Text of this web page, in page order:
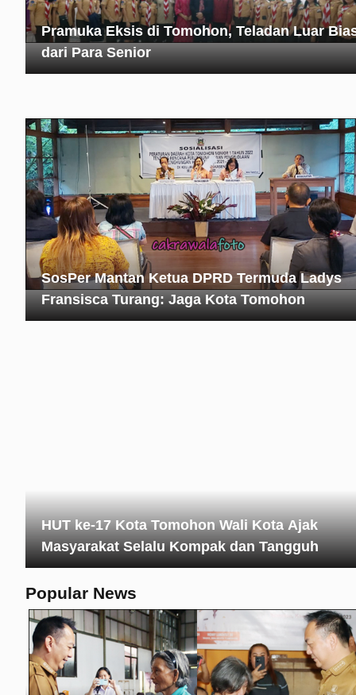
Popular News
Pramuka Eksis di Tomohon, Teladan Luar
dari Para Senior
SosPer Mantan Ketua DPRD Termuda Ladys
Fransisca Turang: Jaga Kota Tomohon
HUT ke-17 Kota Tomohon Wali Kota Ajak
Masyarakat Selalu Kompak dan Tangguh